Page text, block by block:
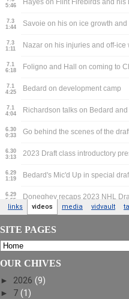
SITE PAGES
OUR CHIVES
► 2026 (9)
► 7 (1)